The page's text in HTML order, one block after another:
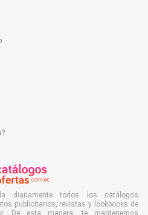
diariamente todos los catálogos
publicitarios, revistas y lookbooks de
De esta manera, te mantenemos